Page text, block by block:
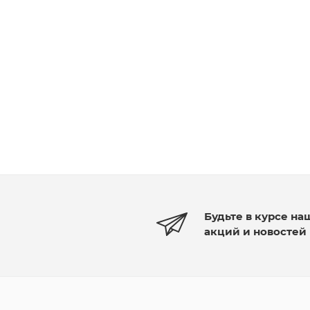
Будьте в курсе
акций и новостей